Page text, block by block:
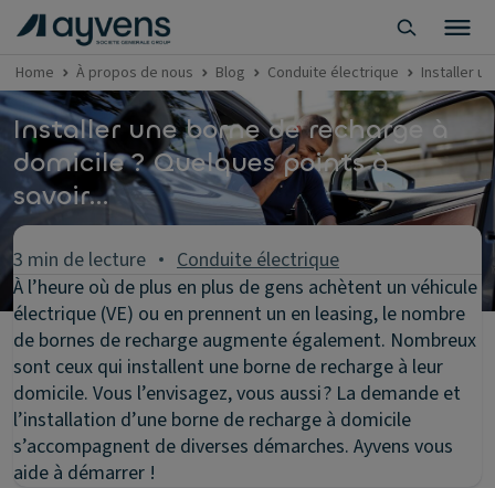
Home À propos de nous Blog Conduite électrique Installer
Installer une borne de recharge à
domicile ? Quelques points à
savoir…
3 min de lecture
Conduite électrique
À l’heure où de plus en plus de gens achètent un véhicule
électrique (VE) ou en prennent un en leasing, le nombre
de bornes de recharge augmente également. Nombreux
sont ceux qui installent une borne de recharge à leur
domicile. Vous l’envisagez, vous aussi ? La demande et
l’installation d’une borne de recharge à domicile
s’accompagnent de diverses démarches. Ayvens vous
aide à démarrer !